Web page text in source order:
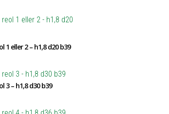
1 eller 2 – h1,8 d20 b39
3 – h1,8 d30 b39